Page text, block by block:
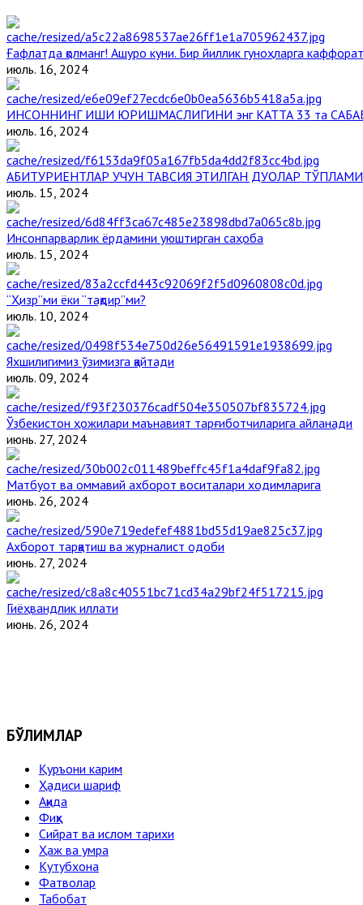
Ғафлатда қолманг! Ашуро куни. Бир йиллик гуноҳларга
июль. 16, 2024
ИНСОННИНГ ИШИ ЮРИШМАСЛИГИНИ энг КАТТА 33 та
июль. 16, 2024
АБИТУРИЕНТЛАР УЧУН ТАВСИЯ ЭТИЛГАН ДУОЛАР ТЎПЛАМИ
июль. 15, 2024
Инсонпарварлик ёрдамини уюштирган саҳоба
июль. 15, 2024
“Ҳизр”ми ёки “тақдир”ми?
июль. 10, 2024
Яхшилигимиз ўзимизга қайтади
июль. 09, 2024
Ўзбекистон ҳожилари маънавият тарғиботчиларига айланади
июнь. 27, 2024
Матбуот ва оммавий ахборот воситалари ходимларига
июнь. 26, 2024
Ахборот тарқатиш ва журналист одоби
июнь. 27, 2024
Гиёҳвандлик иллати
июнь. 26, 2024
БЎЛИМЛАР
Қуръони карим
Ҳадиси шариф
Ақида
Фиқҳ
Сийрат ва ислом тарихи
Ҳаж ва умра
Кутубхона
Фатволар
Табобат